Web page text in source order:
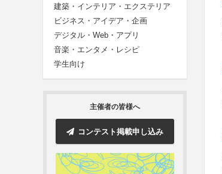
建築・インテリア・エクステリア
ビジネス・アイデア・企画
デジタル・Web・アプリ
音楽・エンタメ・レシピ
学生向け
主催者の皆様へ
コンテスト掲載申し込み